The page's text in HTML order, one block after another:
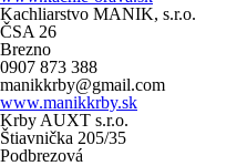
Kachliarstvo MANIK, s.r.o.
ČSA 26
Brezno
0907 873 388
manikkrby@gmail.com
www.manikkrby.sk
Krby AUXT s.r.o.
Štiavnička 205/35
Podbrezová